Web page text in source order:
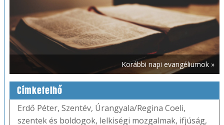
Korábbi napi evangéliumok »
Címkefelhő
Erdő Péter, Szentév, Úrangyala/Regina Coeli,
szentek és boldogok, lelkiségi mozgalmak, ifjúság,